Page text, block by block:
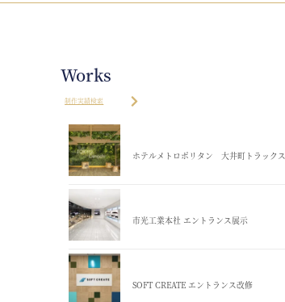
Works
制作実績検索
ホテルメトロポリタン 大井町トラックス
市光工業本社 エントランス展示
SOFT CREATE エントランス改修